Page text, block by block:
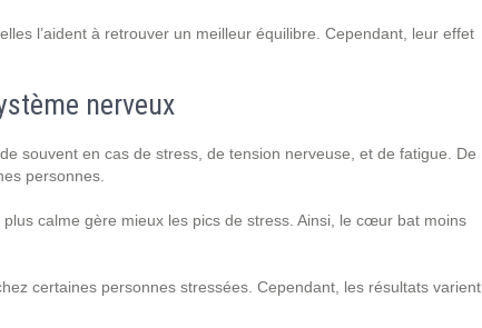
l’aident à retrouver un meilleur équilibre. Cependant, leur effet
nerveux
souvent en cas de stress, de tension nerveuse, et de fatigue. De
personnes.
calme gère mieux les pics de stress. Ainsi, le cœur bat moins
certaines personnes stressées. Cependant, les résultats varient.